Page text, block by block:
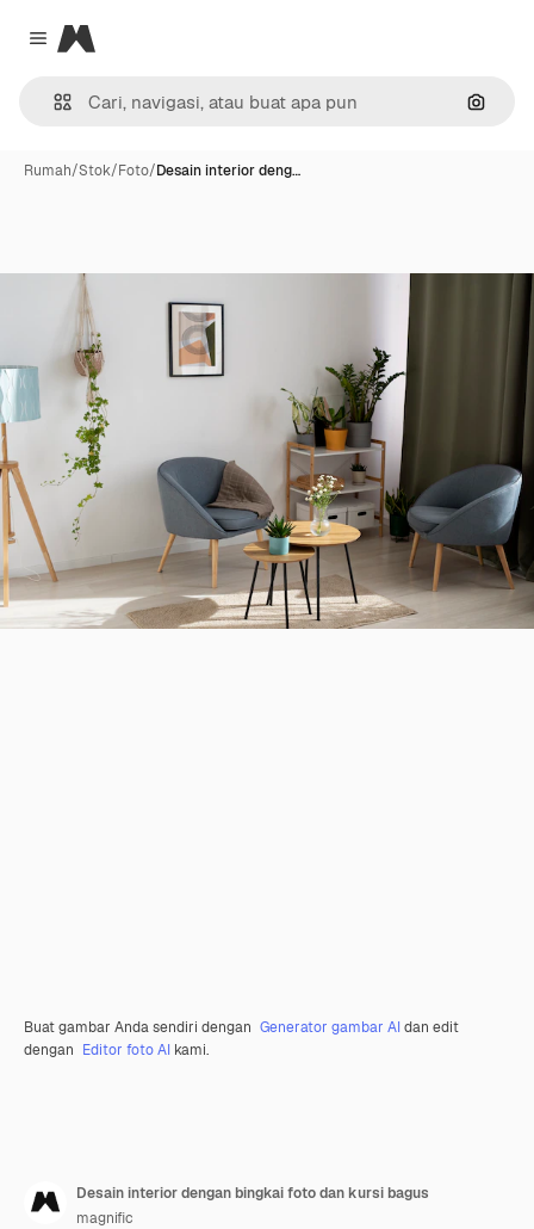
Close menu
Magnific
Rumah/Stok/Foto/Desain interior deng…
Buat gambar Anda sendiri dengan Generator gambar AIdan edit
dengan Editor foto AI kami.
Desain interior dengan bingkai foto dan kursi bagus
magnific